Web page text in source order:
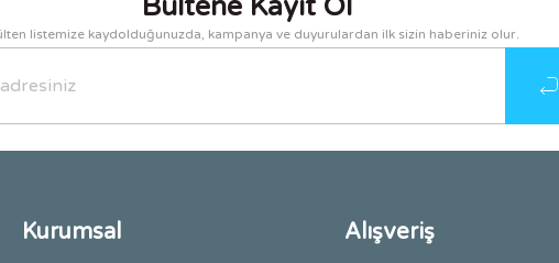
Bültene Kayıt Ol
listemize kaydolduğunuzda, kampanya ve duyurulardan ilk sizin haberiniz olur.
Kurumsal Alışveriş